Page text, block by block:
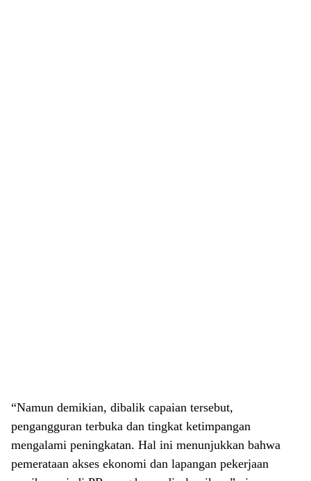
“Namun demikian, dibalik capaian tersebut,
pengangguran terbuka dan tingkat ketimpangan
mengalami peningkatan. Hal ini menunjukkan bahwa
pemerataan akses ekonomi dan lapangan pekerjaan